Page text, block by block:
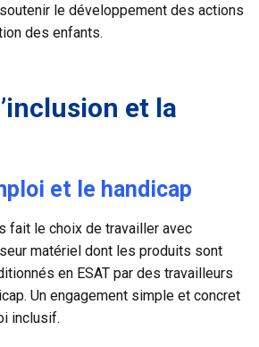
le développement des actions
des enfants.
et la
et le handicap
fait le choix de travailler avec
matériel dont les produits sont
en ESAT par des travailleurs
Un engagement simple et concret
inclusif.